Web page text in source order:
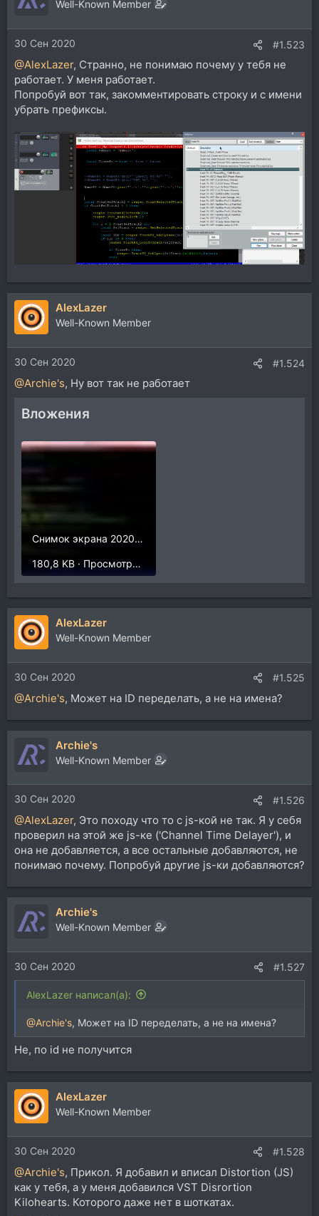
Well-Known Member
30 Сен 2020 #1.523
@AlexLazer, Странно, не понимаю почему у тебя не
работает. У меня работает.
Попробуй вот так, закомментировать строку и с имени
убрать префиксы.
AlexLazer
Well-Known Member
30 Сен 2020 #1.524
@Archie's, Ну вот так не работает
Вложения
Снимок экрана 2020-09-30 в 21.49.03.jpg
180,8 KB · Просмотры: 273
AlexLazer
Well-Known Member
30 Сен 2020 #1.525
@Archie's, Может на ID переделать, а не на имена?
Archie's
Well-Known Member
30 Сен 2020 #1.526
@AlexLazer, Это походу что то с js-кой не так. Я у себя
проверил на этой же js-ке ('Channel Time Delayer'), и
она не добавляется, а все остальные добавляются, не
понимаю почему. Попробуй другие js-ки добавляются?
Archie's
Well-Known Member
30 Сен 2020 #1.527
AlexLazer написал(а):
@Archie's, Может на ID переделать, а не на имена?
Не, по id не получится
AlexLazer
Well-Known Member
30 Сен 2020 #1.528
@Archie's, Прикол. Я добавил и вписал Distortion (JS)
как у тебя, а у меня добавился VST Disrortion
Kilohearts. Которого даже нет в шоткатах.